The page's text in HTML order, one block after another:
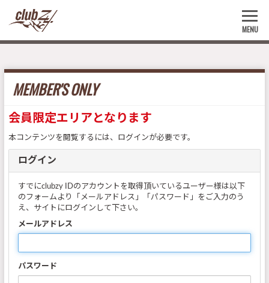
MENU
MEMBER'S ONLY
会員限定エリアとなります
本コンテンツを閲覧するには、ログインが必要です。
ログイン
すでにclubzy IDのアカウントを取得頂いているユーザー様は以下
のフォームより「メールアドレス」「パスワード」をご入力のう
え、サイトにログインして下さい。
メールアドレス
パスワード